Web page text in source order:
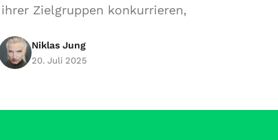
Zielgruppen konkurrieren,
Niklas Jung
20. Juli 2025